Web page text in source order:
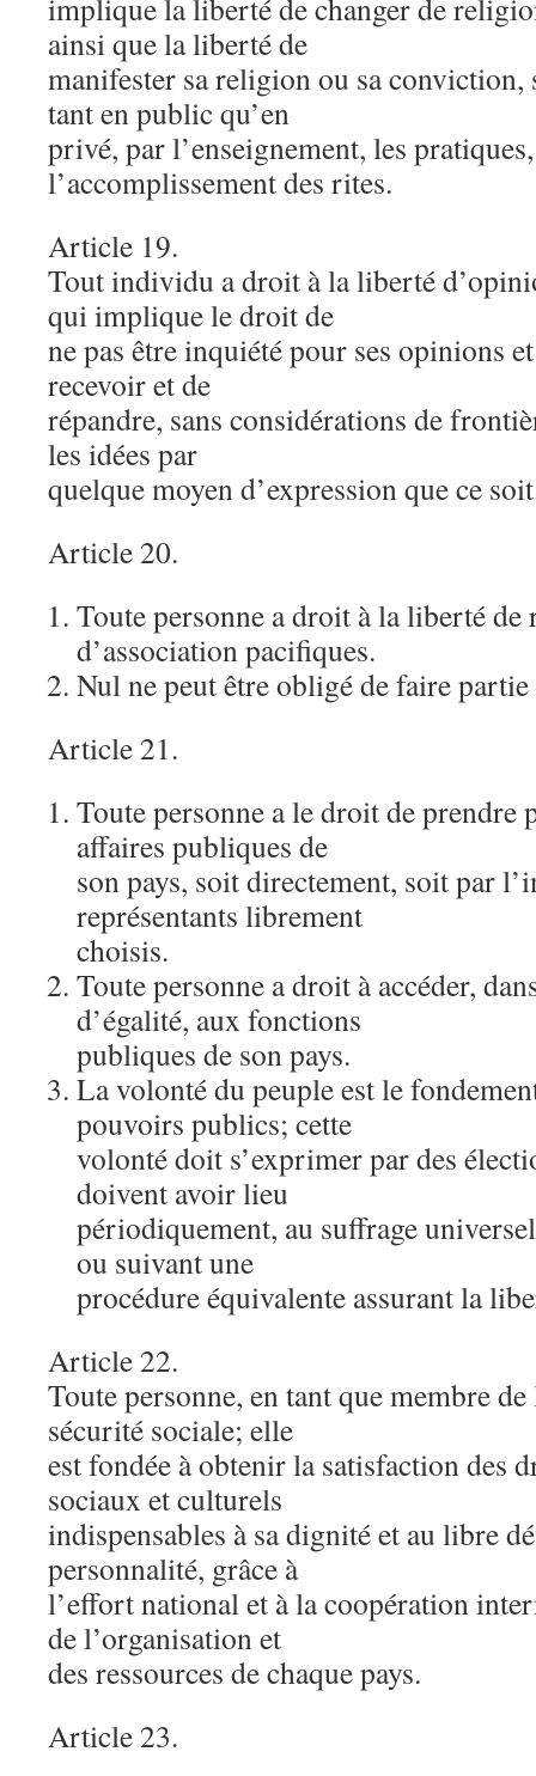
ainsi que la liberté de
manifester sa religion ou sa conviction,
tant en public qu’en
privé, par l’enseignement, les
l’accomplissement des rites.
Article 19.
Tout individu a droit à la liberté
qui implique le droit de
ne pas être inquiété pour ses opinions
recevoir et de
répandre, sans considérations de
les idées par
quelque moyen d’expression que ce
Article 20.
Toute personne a droit à la liberté de
d’association pacifiques.
Nul ne peut être obligé de faire partie
Article 21.
Toute personne a le droit de prendre
affaires publiques de
son pays, soit directement, soit par
représentants librement
choisis.
Toute personne a droit à accéder,
d’égalité, aux fonctions
publiques de son pays.
La volonté du peuple est le
pouvoirs publics; cette
volonté doit s’exprimer par des
doivent avoir lieu
périodiquement, au suffrage
ou suivant une
procédure équivalente assurant la
Article 22.
Toute personne, en tant que membre
sécurité sociale; elle
est fondée à obtenir la satisfaction des
sociaux et culturels
indispensables à sa dignité et au libre
personnalité, grâce à
l’effort national et à la coopération
de l’organisation et
des ressources de chaque pays.
Article 23.